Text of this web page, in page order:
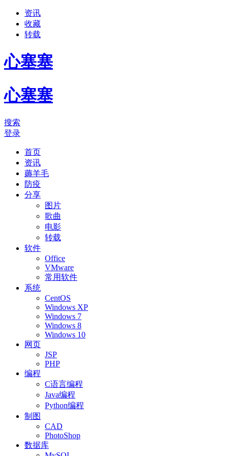
资讯
收藏
转载
心塞塞
心塞塞
搜索
登录
首页
资讯
薅羊毛
防疫
分享
图片
歌曲
电影
转载
软件
Office
VMware
常用软件
系统
CentOS
Windows XP
Windows 7
Windows 8
Windows 10
网页
JSP
PHP
编程
C语言编程
Java编程
Python编程
制图
CAD
PhotoShop
数据库